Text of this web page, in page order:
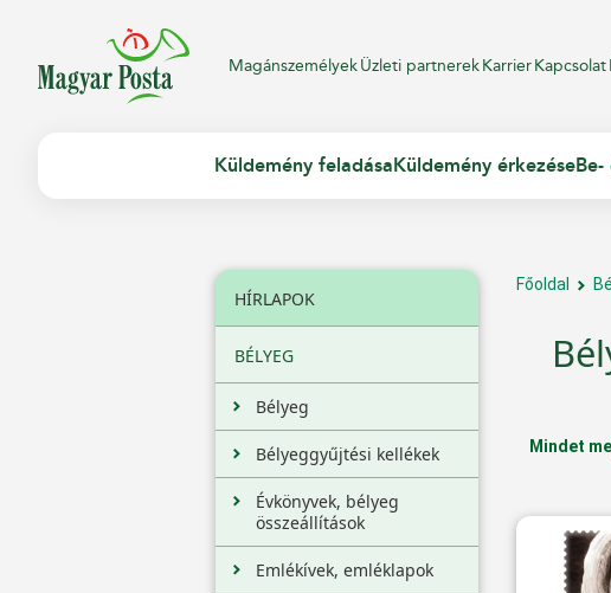
MagánszemélyekÜzleti partnerekKarrierKapcsolat
Küldemény feladása Küldemény érkezéseBe-
HÍRLAPOK
BÉLYEG
Bélyeg
Bélyeggyűjtési kellékek
Évkönyvek, bélyeg
összeállítások
Emlékívek, emléklapok
Főoldal
Mindet